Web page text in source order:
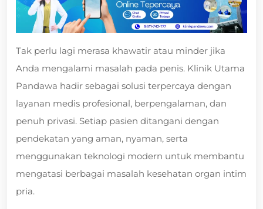
Tak perlu lagi merasa khawatir atau minder jika
Anda mengalami masalah pada penis. Klinik Utama
Pandawa hadir sebagai solusi terpercaya dengan
layanan medis profesional, berpengalaman, dan
penuh privasi. Setiap pasien ditangani dengan
pendekatan yang aman, nyaman, serta
menggunakan teknologi modern untuk membantu
mengatasi berbagai masalah kesehatan organ intim
pria.